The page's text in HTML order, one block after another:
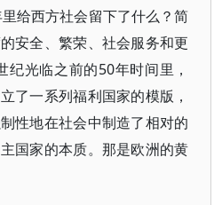
给西方社会留下了什么？简
安全、繁荣、社会服务和更
纪光临之前的50年时间里，
了一系列福利国家的模版，
性地在社会中制造了相对的
国家的本质。那是欧洲的黄